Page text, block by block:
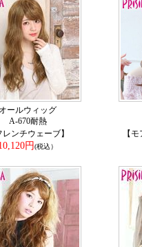
オールウィッグ
A-670耐熱
レンチウェーブ】
円(税込）
【